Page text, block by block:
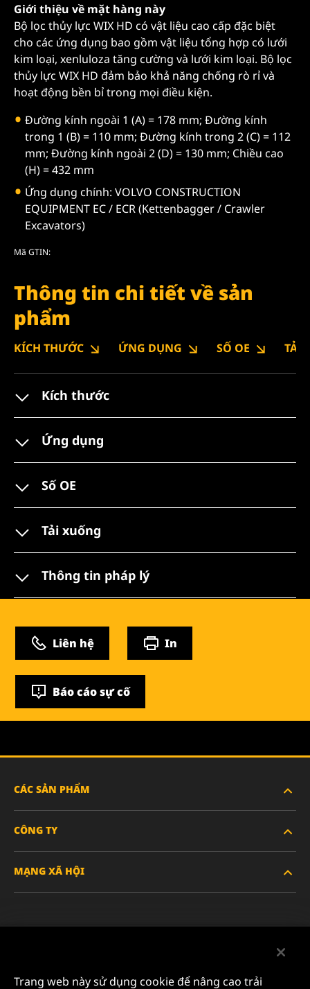
Giới thiệu về mặt hàng này
Bộ lọc thủy lực WIX HD có vật liệu cao cấp đặc biệt
cho các ứng dụng bao gồm vật liệu tổng hợp có lưới
kim loại, xenluloza tăng cường và lưới kim loại. Bộ lọc
thủy lực WIX HD đảm bảo khả năng chống rò rỉ và
hoạt động bền bỉ trong mọi điều kiện.
Đường kính ngoài 1 (A) = 178 mm; Đường kính
trong 1 (B) = 110 mm; Đường kính trong 2 (C) = 112
mm; Đường kính ngoài 2 (D) = 130 mm; Chiều cao
(H) = 432 mm
Ứng dụng chính: VOLVO CONSTRUCTION
EQUIPMENT EC / ECR (Kettenbagger / Crawler
Excavators)
Mã GTIN:
Thông tin chi tiết về sản
phẩm
KÍCH THƯỚC ỨNG DỤNG SỐ OE TẢI
Kích thước
Ứng dụng
Số OE
Tải xuống
Thông tin pháp lý
Liên hệ In
Báo cáo sự cố
CÁC SẢN PHẨM
XE HÀNH KHÁCH VÀ XE TẢI NHẸ
CÔNG TY
VỀ CHÚNG TÔI
MẠNG XÃ HỘI
Facebook
Trang web này sử dụng cookie để nâng cao trải